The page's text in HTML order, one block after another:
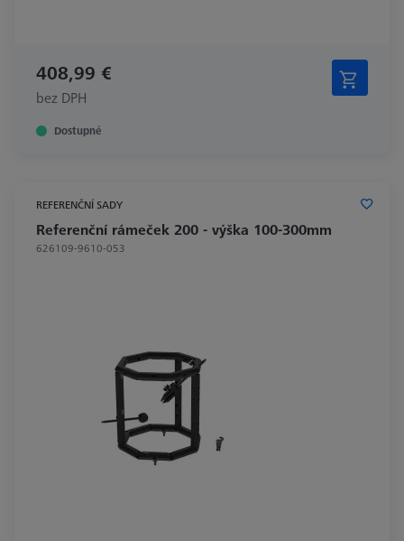
408,99 €
bez DPH
Dostupné
REFERENČNÍ SADY
Referenční rámeček 200 - výška 100-300mm
626109-9610-053